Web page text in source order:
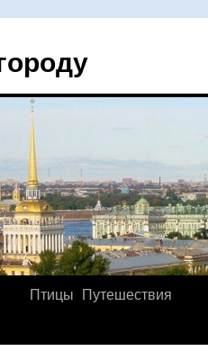
Птицы Путешествия